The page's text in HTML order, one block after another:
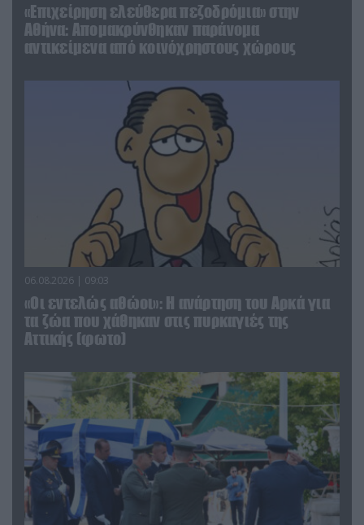
«Επιχείρηση ελεύθερα πεζοδρόμια» στην
Αθήνα: Απομακρύνθηκαν παράνομα
αντικείμενα από κοινόχρηστους χώρους
06.08.2026 | 09:03
«Οι εντελώς αθώοι»: Η ανάρτηση του Αρκά για
τα ζώα που χάθηκαν στις πυρκαγιές της
Αττικής (φωτο)